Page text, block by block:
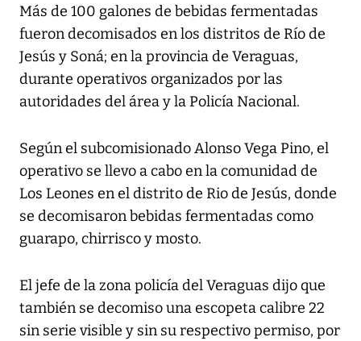
Más de 100 galones de bebidas fermentadas
fueron decomisados en los distritos de Río de
Jesús y Soná; en la provincia de Veraguas,
durante operativos organizados por las
autoridades del área y la Policía Nacional.
Según el subcomisionado Alonso Vega Pino, el
operativo se llevo a cabo en la comunidad de
Los Leones en el distrito de Rio de Jesús, donde
se decomisaron bebidas fermentadas como
guarapo, chirrisco y mosto.
El jefe de la zona policía del Veraguas dijo que
también se decomiso una escopeta calibre 22
sin serie visible y sin su respectivo permiso, por